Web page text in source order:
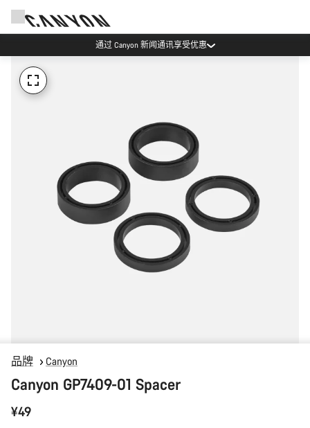
通过 Canyon 新闻通讯享受优惠
品牌 Canyon
Canyon GP7409-01 Spacer
¥49